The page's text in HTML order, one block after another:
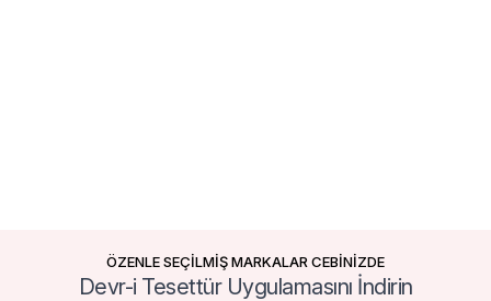
ÖZENLE SEÇİLMİŞ MARKALAR CEBİNİZDE
Devr-i Tesettür Uygulamasını İndirin